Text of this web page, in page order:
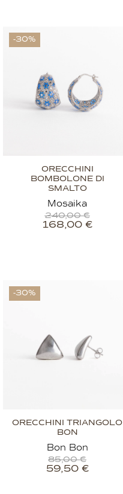
-30%
ORECCHINI
BOMBOLONE DI
SMALTO
Mosaika
240,00€
168,00 €
-30%
ORECCHINI TRIANGOLO
BON
Bon Bon
85,00€
59,50 €